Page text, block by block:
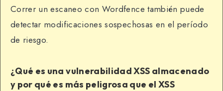
Correr un escaneo con Wordfence también puede
detectar modificaciones sospechosas en el período
de riesgo.
¿Qué es una vulnerabilidad XSS almacenado
y por qué es más peligrosa que el XSS